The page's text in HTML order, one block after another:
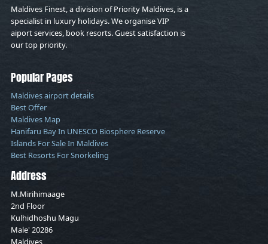
Maldives Finest, a division of Priority Maldives, is a
specialist in luxury holidays. We organise VIP
aiport services, book resorts. Guest satisfaction is
our top priority.
Popular Pages
Maldives airport details
Best Offer
Maldives Map
Hanifaru Bay In UNESCO Biosphere Reserve
Islands For Sale In Maldives
Best Resorts For Snorkeling
Address
M.Mirihimaage
2nd Floor
Kulhidhoshu Magu
Male' 20286
Maldives